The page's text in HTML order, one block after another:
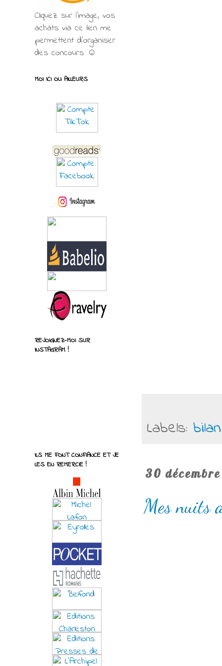
Labels:
30
Mes nuits
Cliquez sur l'image, vos
achats via ce lien me
permettent d’organiser
des concours ☺
MOI ICI OU AILLEURS
REJOIGNEZ-MOI SUR
INSTAGRAM !
ILS ME FONT CONFIANCE ET JE
LES EN REMERCIE !